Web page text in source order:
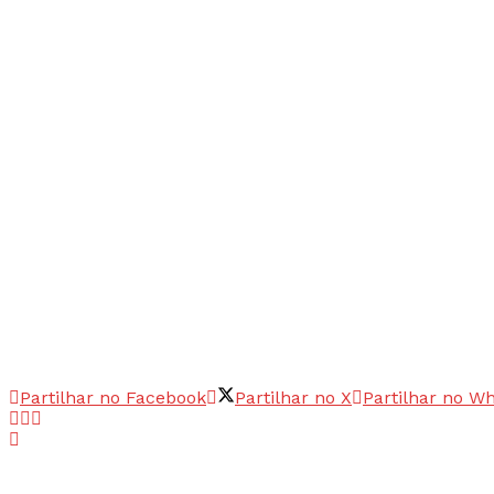
Partilhar no Facebook Partilhar no X Partilhar no